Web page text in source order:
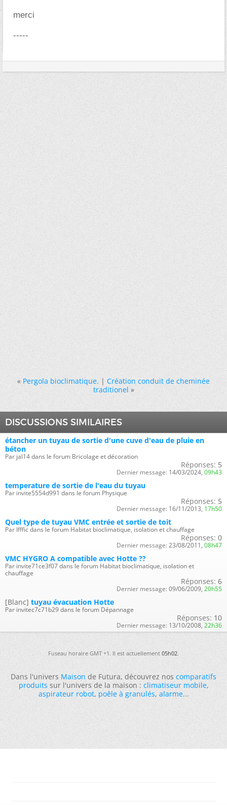
merci
-----
« Pergola bioclimatique.|Création conduit de cheminée
traditionel »
DISCUSSIONS SIMILAIRES
étancher un tuyau de sortie d'une cuve d'eau de pluie en
béton
Par jal14 dans le forum Bricolage et décoration
Réponses: 5
Dernier message: 14/03/2024, 09h43
temperature de sortie de l'eau du tuyau
Par invite5554d991 dans le forum Physique
Réponses: 5
Dernier message: 16/11/2013, 17h50
Quel type de tuyau VMC entrée et sortie de toit
Par Ifffic dans le forum Habitat bioclimatique, isolation et chauffage
Réponses: 0
Dernier message: 23/08/2011, 08h47
VMC HYGRO A compatible avec Hotte ??
Par invite71ce3f07 dans le forum Habitat bioclimatique, isolation et
chauffage
Réponses: 6
Dernier message: 09/06/2009, 20h55
[Blanc] tuyau évacuation Hotte
Par invitec7c71b29 dans le forum Dépannage
Réponses: 10
Dernier message: 13/10/2008, 22h36
Fuseau horaire GMT +1. Il est actuellement05h02.
Dans l'universMaisonde Futura, découvrez noscomparatifs
produitssur l'univers de la maison :climatiseur mobile,
aspirateur robot,poêle à granulés,alarme...